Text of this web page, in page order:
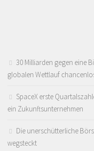
30 Milliarden gegen eine
globalen Wettlauf
SpaceX erste
ein Zukunftsunternehmen
Die unerschütterliche
wegsteckt